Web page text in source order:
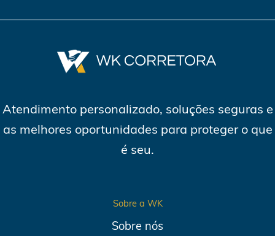
Atendimento personalizado, soluções seguras e
as melhores oportunidades para proteger o que
é seu.
Sobre a WK
Sobre nós